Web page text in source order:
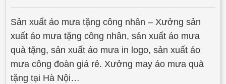
Sản xuất áo mưa tặng công nhân – Xưởng sản
xuất áo mưa tặng công nhân, sản xuất áo mưa
quà tặng, sản xuất áo mưa in logo, sản xuất áo
mưa công đoàn giá rẻ. Xưởng may áo mưa quà
tặng tại Hà Nội…